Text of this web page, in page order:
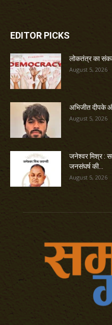
EDITOR PICKS
लोकतंत्र का
August 5, 2026
अभिजीत दीपके
August 5, 2026
जनेश्वर मिश्र :
जनसंघर्ष की...
August 5, 2026